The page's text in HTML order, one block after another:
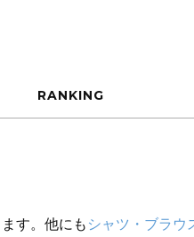
RANKING
す。他にも シャツ・ブラウ